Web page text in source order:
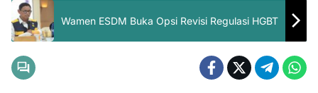
Wamen ESDM Buka Opsi Revisi Regulasi HGBT